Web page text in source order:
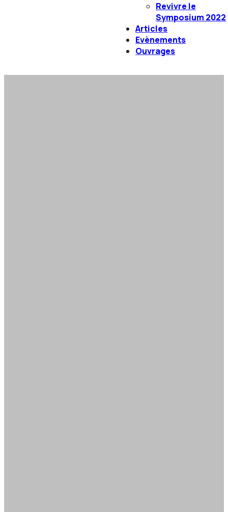
Revivre le
Symposium 2022
Articles
Evènements
Ouvrages